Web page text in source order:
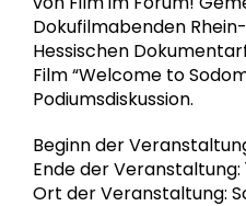
Dokufilmabenden
Hessischen
Film “Welcome to
Podiumsdiskussion.
Beginn der
Ende der Veranstaltung:
Ort der Veranstaltung: